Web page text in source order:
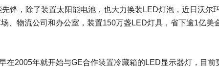
锋，除了装置太阳能电池，也大力换装LED灯泡，近日沃尔
、物流公司和办公室，装置150万盏LED灯具，省下逾1亿美
在2005年就开始与GE合作装置冷藏箱的LED显示器灯，目前